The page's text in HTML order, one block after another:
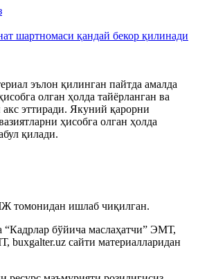
шартномаси қандай бекор қилинади
эълон қилинган пайтда амалда
олган ҳолда тайёрланган ва
эттиради. Якуний қарорни
ҳисобга олган ҳолда
қилади.
томонидан ишлаб чиқилган.
“Кадрлар бўйича маслаҳатчи” ЭМТ,
buxgalter.uz сайти материалларидан